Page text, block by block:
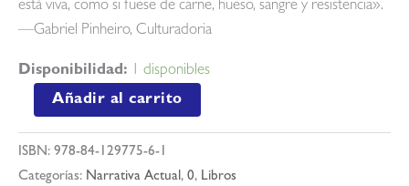
está viva, como si fuese de carne, hueso, sangre y resistencia».
—Gabriel Pinheiro, Culturadoria
Disponibilidad: 1 disponibles
fuera
por
Añadir al carrito
ISBN: 978-84-129775-6-1
Categorías: Narrativa Actual, 0, Libros